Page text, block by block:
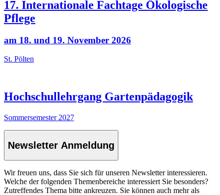
17. Internationale Fachtage Ökologische
Pflege
am 18. und 19. November 2026
St. Pölten
Hochschullehrgang Gartenpädagogik
Sommersemester 2027
Newsletter Anmeldung
Wir freuen uns, dass Sie sich für unseren Newsletter interessieren.
Welche der folgenden Themenbereiche interessiert Sie besonders?
Zutreffendes Thema bitte ankreuzen. Sie können auch mehr als